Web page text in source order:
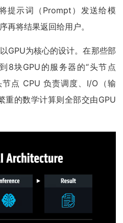
提示词（Prompt）发送给模
再将结果返回给用户。
GPU为核心的设计。在那些部
8块GPU的服务器的“头节点
节点 CPU 负责调度、I/O（输
重的数学计算则全部交由GPU